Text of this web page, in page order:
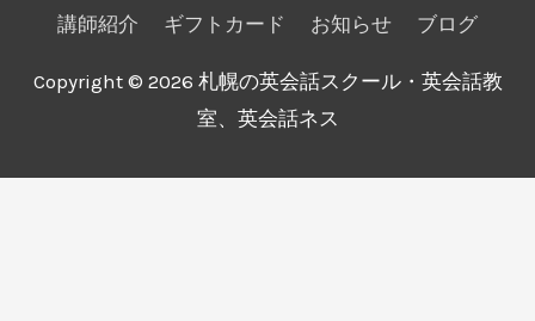
講師紹介
ギフトカード お知らせ ブログ
Copyright © 2026 札幌の英会話スクール・英会話教
室、英会話ネス